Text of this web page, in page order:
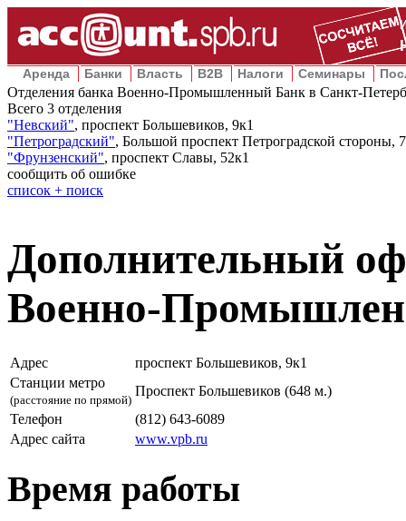
Аренда Банки Власть B2B Налоги Семинары
Отделения банка Военно-Промышленный Банк в Санкт-
Всего 3 отделения
"Невский", проспект Большевиков, 9к1
"Петроградский", Большой проспект Петроградской стороны,
"Фрунзенский", проспект Славы, 52к1
сообщить об ошибке
список + поиск
Дополнительный
Военно-
Адрес
проспект Большевиков, 9к1
Станции метро
(расстояние по прямой)
Проспект Большевиков (648 м.)
Телефон
(812) 643-6089
Адрес сайта
www.vpb.ru
Время работы